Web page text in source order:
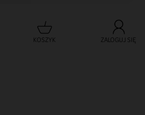
KOSZYK ZALOGUJ SIĘ